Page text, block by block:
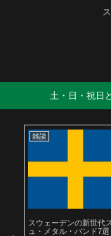
土・日・祝日
雑談
スウェーデンの新世代
ュ・メタル・バンド7選